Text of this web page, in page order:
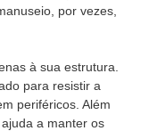
por vezes,
à sua estrutura.
para resistir a
periféricos. Além
a manter os